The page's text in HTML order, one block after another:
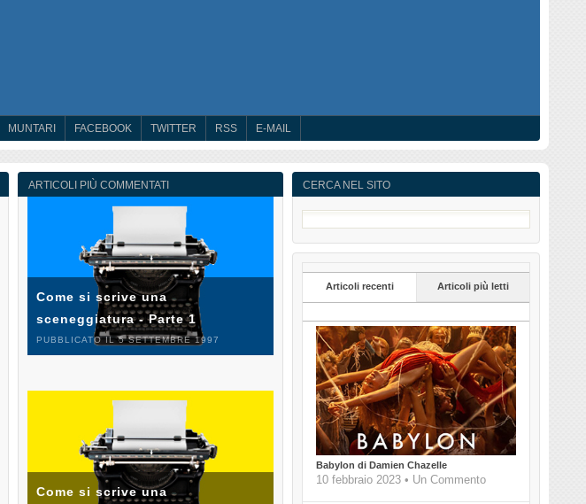
MUNTARI FACEBOOK TWITTER RSS E-MAIL
CERCA NEL SITO
Articoli recenti Articoli più letti
Babylon di Damien Chazelle
10 febbraio 2023 • Un Commento
ARTICOLI PIÙ COMMENTATI
Come si scrive una
sceneggiatura - Parte 1
PUBBLICATO IL 5 SETTEMBRE 1997
Come si scrive una